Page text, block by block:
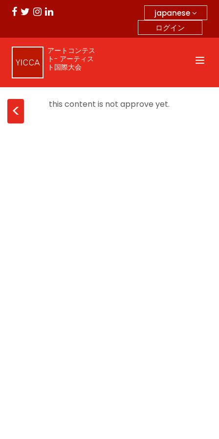
japanese
ログイン
アートコンテス
ト- アーティス
ト国際大会
< this content is not approve yet.